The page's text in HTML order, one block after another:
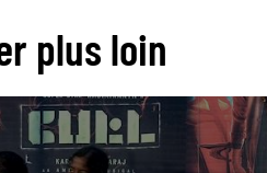
plus loin